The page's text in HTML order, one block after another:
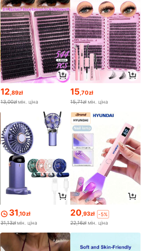
12 ,89zł
13,00złмін. ціна
15 ,70zł
15,71zł мін. ціна
31,10zł
31,13złмін. ціна
20,93zł
-5%
22,16zł мін. ціна